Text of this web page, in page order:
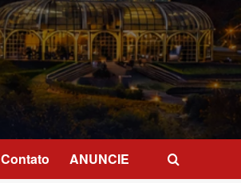
Contato ANUNCIE